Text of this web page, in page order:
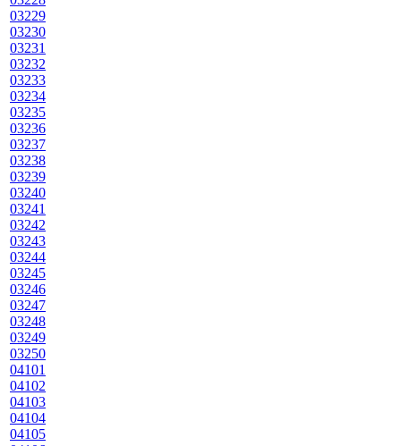
03229
03230
03231
03232
03233
03234
03235
03236
03237
03238
03239
03240
03241
03242
03243
03244
03245
03246
03247
03248
03249
03250
04101
04102
04103
04104
04105